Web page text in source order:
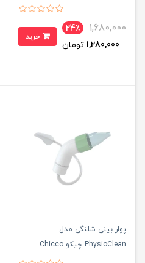
1,680,000
24٪
1,280,000 تومان
پوار بینی شلنگی مدل
PhysioClean چیکو Chicco